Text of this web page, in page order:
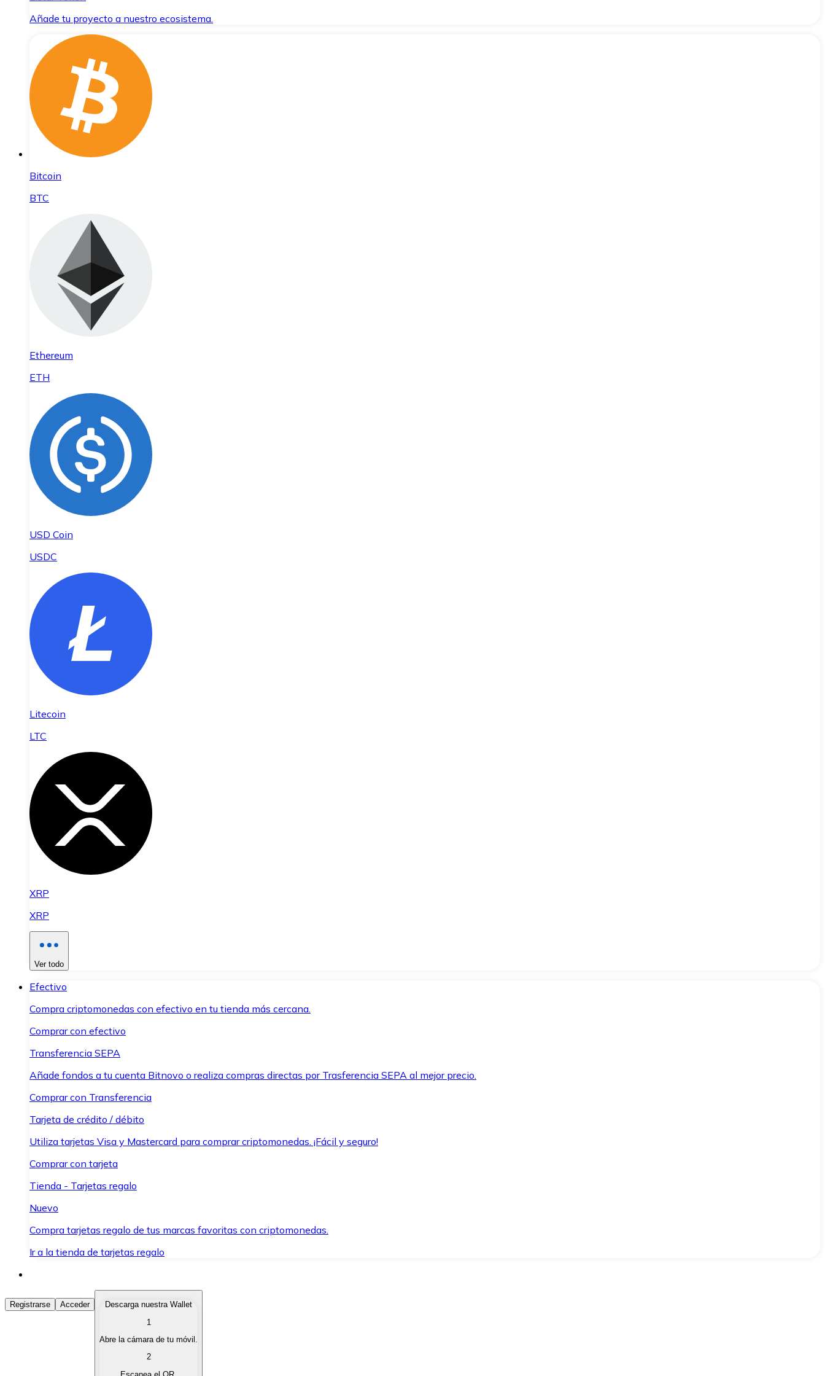
Añade tu proyecto a nuestro ecosistema.
Bitcoin
BTC
Ethereum
ETH
USD Coin
USDC
Litecoin
LTC
XRP
XRP
Ver todo
Efectivo
Compra criptomonedas con efectivo en tu tienda más cercana.
Comprar con efectivo
Transferencia SEPA
Añade fondos a tu cuenta Bitnovo o realiza compras directas por Trasferencia SEPA al mejor precio.
Comprar con Transferencia
Tarjeta de crédito / débito
Utiliza tarjetas Visa y Mastercard para comprar criptomonedas. ¡Fácil y seguro!
Comprar con tarjeta
Tienda - Tarjetas regalo
Nuevo
Compra tarjetas regalo de tus marcas favoritas con criptomonedas.
Ir a la tienda de tarjetas regalo
Comprar Criptomonedas
Compra criptomonedas con diferentes métodos de pago.
Vende tus criptomonedas de forma rápida y segura.
Registrarse Acceder
Descarga nuestra Wallet
1
Abre la cámara de tu móvil.
2